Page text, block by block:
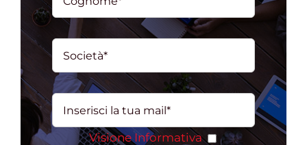
Visione Informativa